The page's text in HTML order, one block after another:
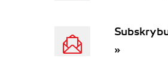
Zastosowanie
Zastosowanie funkcji sumy
»